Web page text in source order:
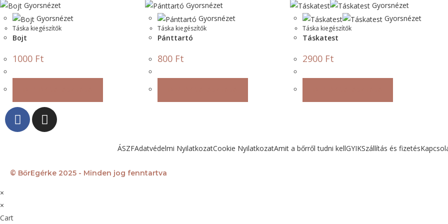
Gyorsnézet
Gyorsnézet
Táska kiegészítők
Bojt
1000 Ft
Gyorsnézet
Gyorsnézet
Táska kiegészítők
Pánttartó
800 Ft
Gyorsnézet
Gyorsnézet
Táska kiegészítők
Táskatest
2900 Ft
ÁSZFAdatvédelmi NyilatkozatCookie NyilatkozatAmit a bőrről tudni kellGYIKSzállítás és fizetés
© BőrEgérke 2025 - Minden jog fenntartva
×
×
Cart